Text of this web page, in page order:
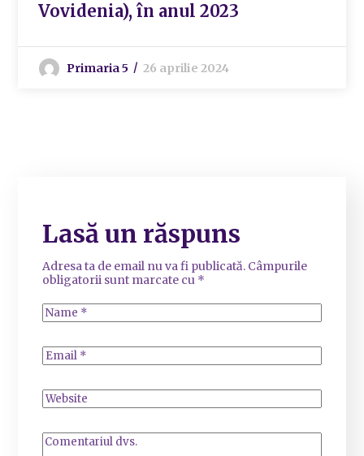
Vovidenia), în anul 2023
Primaria 5 26 aprilie 2024
Lasă un răspuns
Adresa ta de email nu va fi publicată. Câmpurile
obligatorii sunt marcate cu *